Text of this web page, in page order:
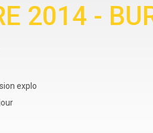
2014 -
explo